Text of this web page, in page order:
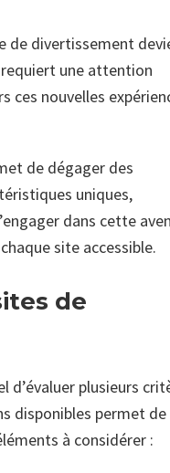
de divertissement
requiert une attention
ces nouvelles
de dégager des
uniques,
dans cette
site accessible.
de
d’évaluer plusieurs
disponibles permet de
à considérer :